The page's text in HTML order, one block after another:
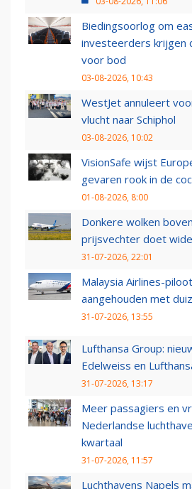
Biedingsoorlog om
investeerders krijgen
voor bod
03-08-2026, 10:43
WestJet annuleert
vlucht naar Schiphol
03-08-2026, 10:02
VisionSafe wijst
gevaren rook in de
01-08-2026, 8:00
Donkere wolken
prijsvechter doet
31-07-2026, 22:01
Malaysia Airlines-
aangehouden met
31-07-2026, 13:55
Lufthansa Group:
Edelweiss en
31-07-2026, 13:17
Meer passagiers en
Nederlandse
kwartaal
31-07-2026, 11:57
Luchthavens Napels